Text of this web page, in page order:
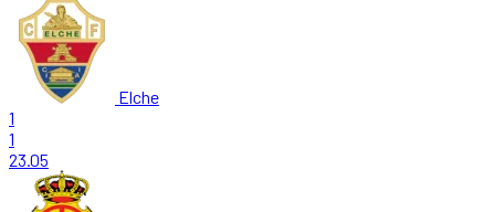
Elche
1
1
23.05